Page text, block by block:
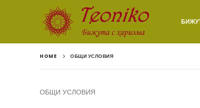
HOME ОБЩИ УСЛОВИЯ
ОБЩИ УСЛОВИЯ